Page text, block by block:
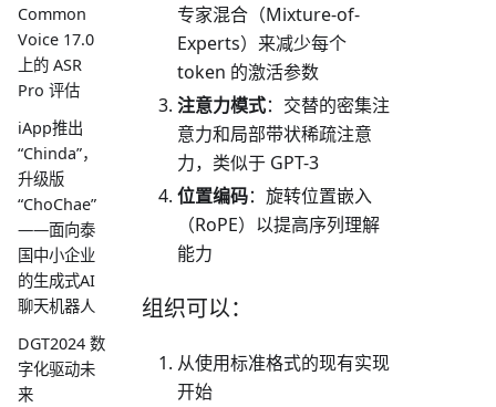
Common
Voice 17.0
上的 ASR
Pro 评估
iApp推出
“Chinda”，
升级版
“ChoChae”
——面向泰
国中小企业
的生成式AI
聊天机器人
DGT2024 数
字化驱动未
来
专家混合（Mixture-of-
Experts）来减少每个
token 的激活参数
注意力模式：交替的密集注
意力和局部带状稀疏注意
力，类似于 GPT-3
位置编码：旋转位置嵌入
（RoPE）以提高序列理解
能力
组织可以：
从使用标准格式的现有实现
开始